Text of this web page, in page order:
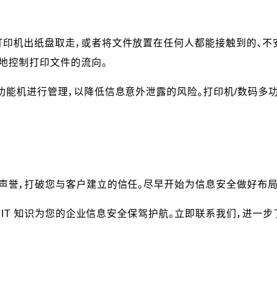
机出纸盘取走，或者将文件放置在任何人都能接触到的、不
控制打印文件的流向。
机进行管理，以降低信息意外泄露的风险。打印机/数码多
，打破您与客户建立的信任。尽早开始为信息安全做好布局
知识为您的企业信息安全保驾护航。立即联系我们，进一